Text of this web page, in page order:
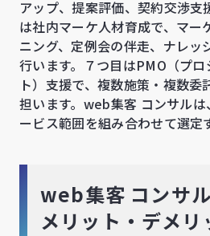
アップ、提案評価、契約交渉支
は社内マーケ人材育成で、マー
ニング、定例会の伴走、ナレッ
行います。７つ目はPMO（プ
ト）支援で、複数施策・複数委
担います。web集客 コンサル
ービス範囲を組み合わせて選定
web集客 コンサ
メリット・デメリ